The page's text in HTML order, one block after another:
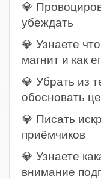
💎
убеждать
💎 Узнаете
магнит и как
💎 Убрать из
обосновать
💎 Писать
приёмчиков
💎 Узнаете
внимание